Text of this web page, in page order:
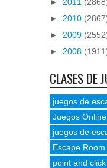
► 2011
► 2010
► 2009
► 2008
CLASES DE
juegos de
Juegos Online
juegos de
Escape Room
point and click